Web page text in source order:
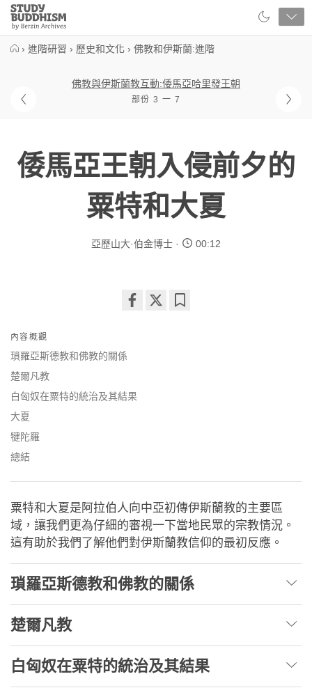
Close
Study
Buddhism
› 進階研習 › 歷史和文化 › 佛教和伊斯蘭:進階
佛教與伊斯蘭教互動:倭馬亞哈里發王朝
部份 3 一 7
倭馬亞王朝入侵前夕的
粟特和大夏
亞歷山大·伯金博士 00:12
facebook
內容概觀
瑣羅亞斯德教和佛教的關係
楚爾凡教
白匈奴在粟特的統治及其結果
大夏
犍陀羅
總結
粟特和大夏是阿拉伯人向中亞初傳伊斯蘭教的主要區
域，讓我們更為仔細的審視一下當地民眾的宗教情況。
這有助於我們了解他們對伊斯蘭教信仰的最初反應。
瑣羅亞斯德教和佛教的關係
楚爾凡教
白匈奴在粟特的統治及其結果